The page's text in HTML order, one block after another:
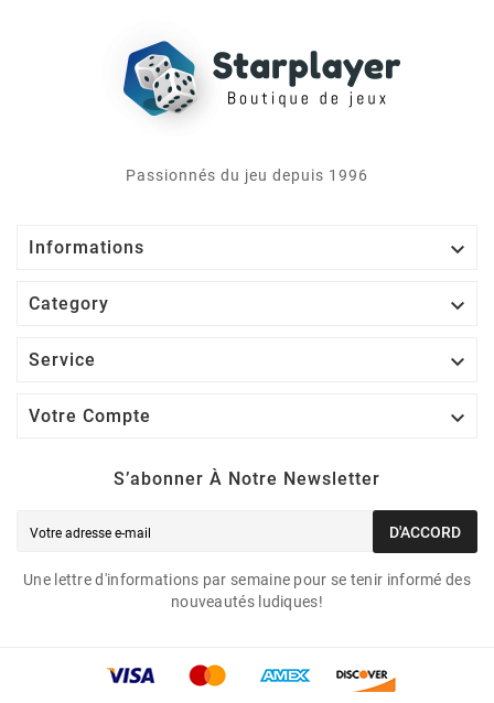
Passionnés du jeu depuis 1996
Informations 
Category 
Service 
Votre Compte 
S’abonner À Notre Newsletter
D'ACCORD
Une lettre d'informations par semaine pour se tenir informé des
nouveautés ludiques!